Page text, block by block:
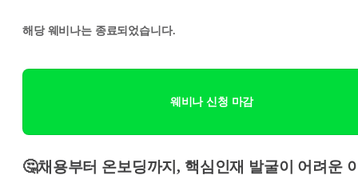
해당 웨비나는 종료되었습니다.
웨비나 신청 마감
🤔채용부터 온보딩까지, 핵심인재 발굴이 어려운